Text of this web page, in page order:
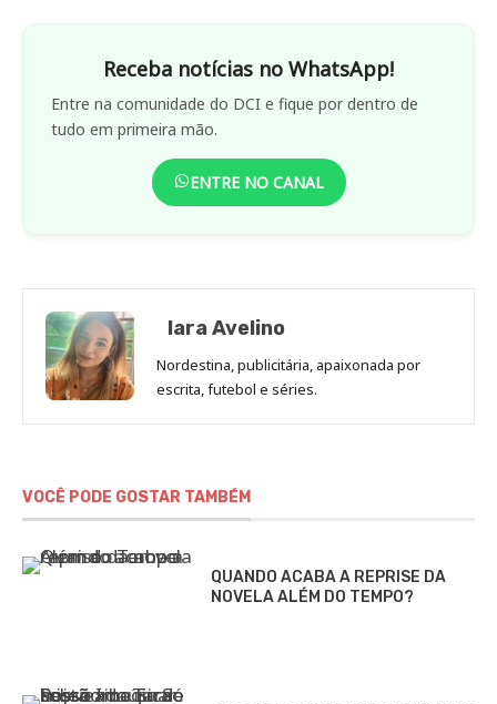
Receba notícias no WhatsApp!
Entre na comunidade do DCI e fique por dentro de
tudo em primeira mão.
ENTRE NO CANAL
Iara Avelino
Nordestina, publicitária, apaixonada por
escrita, futebol e séries.
VOCÊ PODE GOSTAR TAMBÉM
QUANDO ACABA A REPRISE DA
NOVELA ALÉM DO TEMPO?